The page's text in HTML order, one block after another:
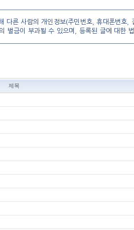
다른 사람의 개인정보(주민번호, 휴대폰번호,
벌금이 부과될 수 있으며, 등록된 글에 대한
제목